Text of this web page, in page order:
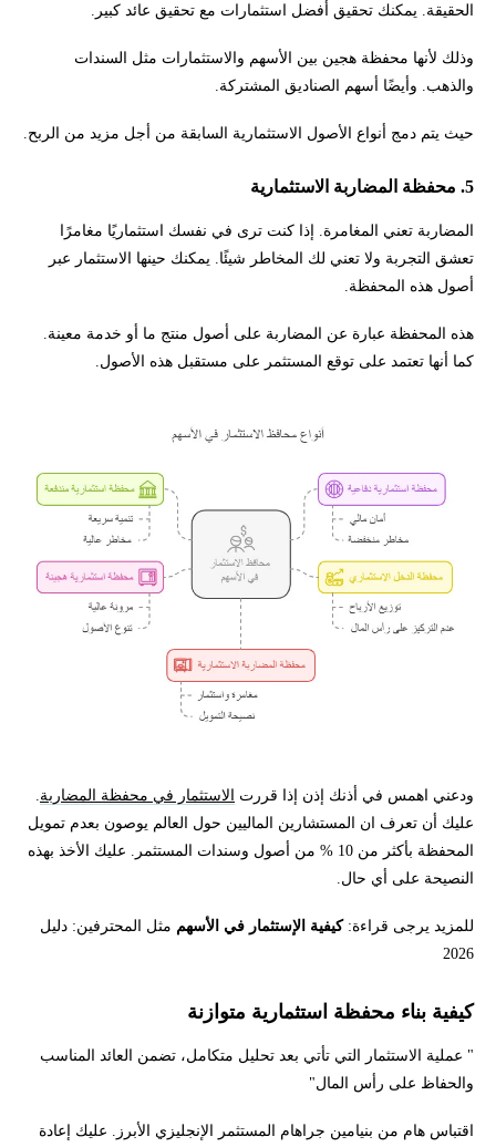
الحقيقة. يمكنك تحقيق أفضل استثمارات مع تحقيق عائد كبير.
وذلك لأنها محفظة هجين بين الأسهم والاستثمارات مثل السندات
والذهب. وأيضًا أسهم الصناديق المشتركة.
حيث يتم دمج أنواع الأصول الاستثمارية السابقة من أجل مزيد من الربح.
5. محفظة المضاربة الاستثمارية
المضاربة تعني المغامرة. إذا كنت ترى في نفسك استثماريًا مغامرًا
تعشق التجربة ولا تعني لك المخاطر شيئًا. يمكنك حينها الاستثمار عبر
أصول هذه المحفظة.
هذه المحفظة عبارة عن المضاربة على أصول منتج ما أو خدمة معينة.
كما أنها تعتمد على توقع المستثمر على مستقبل هذه الأصول.
ودعني اهمس في أذنك إذن إذا قررت الاستثمار في محفظة المضاربة
عليك أن تعرف ان المستشارين الماليين حول العالم يوصون بعدم تمويل
المحفظة بأكثر من 10 % من أصول وسندات المستثمر. عليك الأخذ بهذه
النصيحة على أي حال.
للمزيد يرجى قراءة: كيفية الإستثمار في الأسهم مثل المحترفين: دليل
2026
كيفية بناء محفظة استثمارية متوازنة
" عملية الاستثمار التي تأتي بعد تحليل متكامل، تضمن العائد المناسب
والحفاظ على رأس المال"
اقتباس هام من بنيامين جراهام المستثمر الإنجليزي الأبرز. عليك إعادة